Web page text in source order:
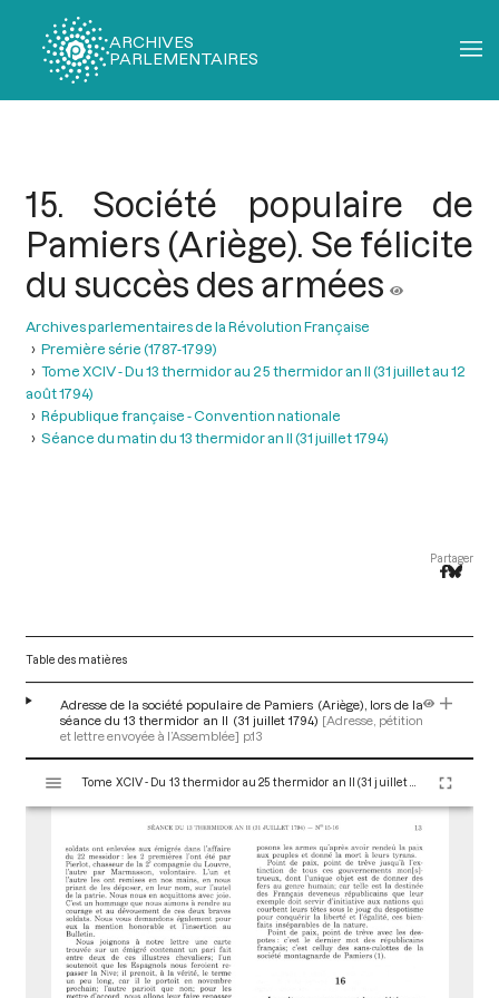
ARCHIVES
PARLEMENTAIRES
15. Société populaire de
Pamiers (Ariège). Se félicite
du succès des armées
Archives parlementaires de la Révolution Française
Première série (1787-1799)
Tome XCIV - Du 13 thermidor au 25 thermidor an II (31 juillet au 12
août 1794)
République française - Convention nationale
Séance du matin du 13 thermidor an II (31 juillet 1794)
Partager
Table des matières
Adresse de la société populaire de Pamiers (Ariège), lors de la
séance du 13 thermidor an II (31 juillet 1794) [Adresse, pétition
et lettre envoyée à l’Assemblée] p.13
s